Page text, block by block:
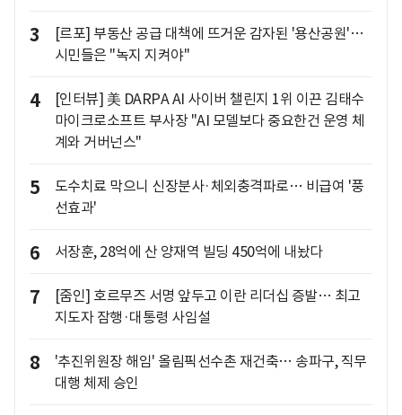
3
[르포] 부동산 공급 대책에 뜨거운 감자된 '용산공원'…
시민들은 "녹지 지켜야"
4
[인터뷰] 美 DARPA AI 사이버 챌린지 1위 이끈 김태수
마이크로소프트 부사장 "AI 모델보다 중요한건 운영 체
계와 거버넌스"
5
도수치료 막으니 신장분사·체외충격파로… 비급여 '풍
선효과'
6 서장훈, 28억에 산 양재역 빌딩 450억에 내놨다
7
[줌인] 호르무즈 서명 앞두고 이란 리더십 증발… 최고
지도자 잠행·대통령 사임설
8
'추진위원장 해임' 올림픽선수촌 재건축… 송파구, 직무
대행 체제 승인